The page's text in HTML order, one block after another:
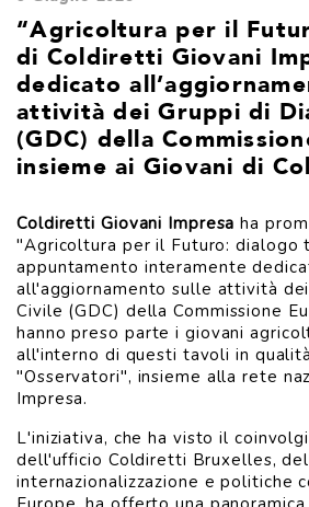
“Agricoltura per il
di Coldiretti Giovani
dedicato
attività dei Gruppi di
(GDC) della
insieme ai Giovani di
Coldiretti Giovani Impresa ha
"Agricoltura per il Futuro: dialogo
appuntamento interamente
all'aggiornamento sulle attività
Civile (GDC) della Commissione
hanno preso parte i giovani
all'interno di questi tavoli in
"Osservatori", insieme alla rete
Impresa.
L'iniziativa, che ha visto il
dell'ufficio Coldiretti Bruxelles,
internazionalizzazione e politiche